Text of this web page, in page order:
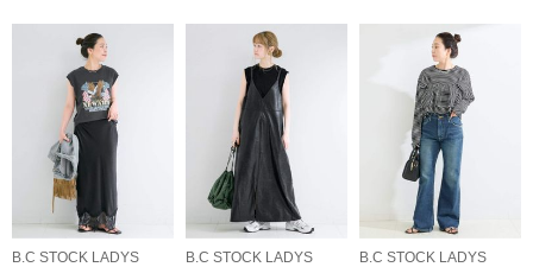
B.C STOCK LADYS
B.C STOCK LADYS
B.C STOCK LADYS